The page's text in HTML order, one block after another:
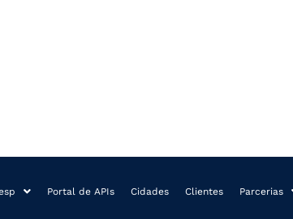
Portal de APIs Cidades Clientes Parcerias